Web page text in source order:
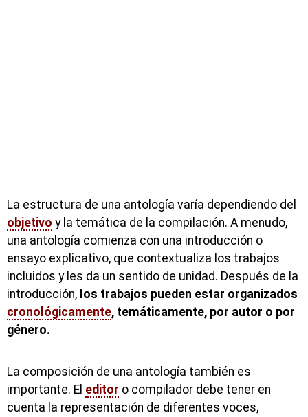
La estructura de una antología varía dependiendo del
objetivo y la temática de la compilación. A menudo,
una antología comienza con una introducción o
ensayo explicativo, que contextualiza los trabajos
incluidos y les da un sentido de unidad. Después de la
introducción, los trabajos pueden estar organizados
cronológicamente, temáticamente, por autor o por
género.
La composición de una antología también es
importante. El editor o compilador debe tener en
cuenta la representación de diferentes voces,